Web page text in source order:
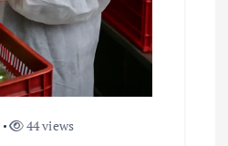
44 views